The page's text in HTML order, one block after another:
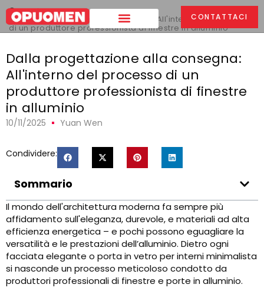
CONTATTACI
Casa >
Dalla progettazione alla consegna: All'interno del processo
di un produttore professionista di finestre in alluminio
Dalla progettazione alla consegna:
All'interno del processo di un
produttore professionista di finestre
in alluminio
10/11/2025 Yuan Wen
Condividere:
Sommario
Il mondo dell'architettura moderna fa sempre più
affidamento sull'eleganza, durevole, e materiali ad alta
efficienza energetica – e pochi possono eguagliare la
versatilità e le prestazioni dell’alluminio. Dietro ogni
facciata elegante o porta in vetro per interni minimalista
si nasconde un processo meticoloso condotto da
produttori professionali di finestre e porte in alluminio.